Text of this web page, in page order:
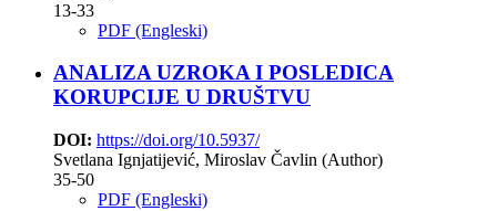
13-33
PDF (Engleski)
ANALIZA UZROKA I POSLEDICA
KORUPCIJE U DRUŠTVU
DOI: https://doi.org/10.5937/
Svetlana Ignjatijević, Miroslav Čavlin (Author)
35-50
PDF (Engleski)